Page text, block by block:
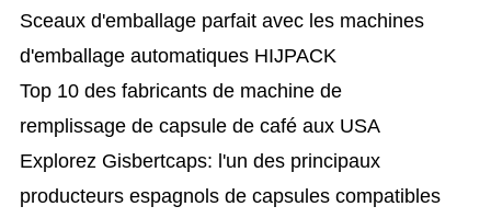
Sceaux d'emballage parfait avec les machines
d'emballage automatiques HIJPACK
Top 10 des fabricants de machine de
remplissage de capsule de café aux USA
Explorez Gisbertcaps: l'un des principaux
producteurs espagnols de capsules compatibles